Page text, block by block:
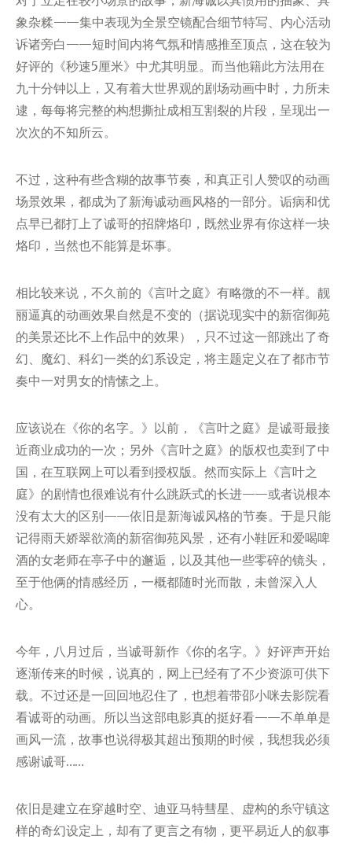
象杂糅——集中表现为全景空镜配合细节特写、内心活动
诉诸旁白——短时间内将气氛和情感推至顶点，这在较为
好评的《秒速5厘米》中尤其明显。而当他籍此方法用在
九十分钟以上，又有着大世界观的剧场动画中时，力所未
逮，每每将完整的构想撕扯成相互割裂的片段，呈现出一
次次的不知所云。
不过，这种有些含糊的故事节奏，和真正引人赞叹的动画
场景效果，都成为了新海诚动画风格的一部分。诟病和优
点早已都打上了诚哥的招牌烙印，既然业界有你这样一块
烙印，当然也不能算是坏事。
相比较来说，不久前的《言叶之庭》有略微的不一样。靓
丽逼真的动画效果自然是不变的（据说现实中的新宿御苑
的美景还比不上作品中的效果），只不过这一部跳出了奇
幻、魔幻、科幻一类的幻系设定，将主题定义在了都市节
奏中一对男女的情愫之上。
应该说在《你的名字。》以前，《言叶之庭》是诚哥最接
近商业成功的一次；另外《言叶之庭》的版权也卖到了中
国，在互联网上可以看到授权版。然而实际上《言叶之
庭》的剧情也很难说有什么跳跃式的长进——或者说根本
没有太大的区别——依旧是新海诚风格的节奏。于是只能
记得雨天娇翠欲滴的新宿御苑风景，还有小鞋匠和爱喝啤
酒的女老师在亭子中的邂逅，以及其他一些零碎的镜头，
至于他俩的情感经历，一概都随时光而散，未曾深入人
心。
今年，八月过后，当诚哥新作《你的名字。》好评声开始
逐渐传来的时候，说真的，网上已经有了不少资源可供下
载。不过还是一回回地忍住了，也想着带邵小咪去影院看
看诚哥的动画。所以当这部电影真的挺好看——不单单是
画风一流，故事也说得极其超出预期的时候，我想我必须
感谢诚哥……
依旧是建立在穿越时空、迪亚马特彗星、虚构的糸守镇这
样的奇幻设定上，却有了更言之有物，更平易近人的叙事